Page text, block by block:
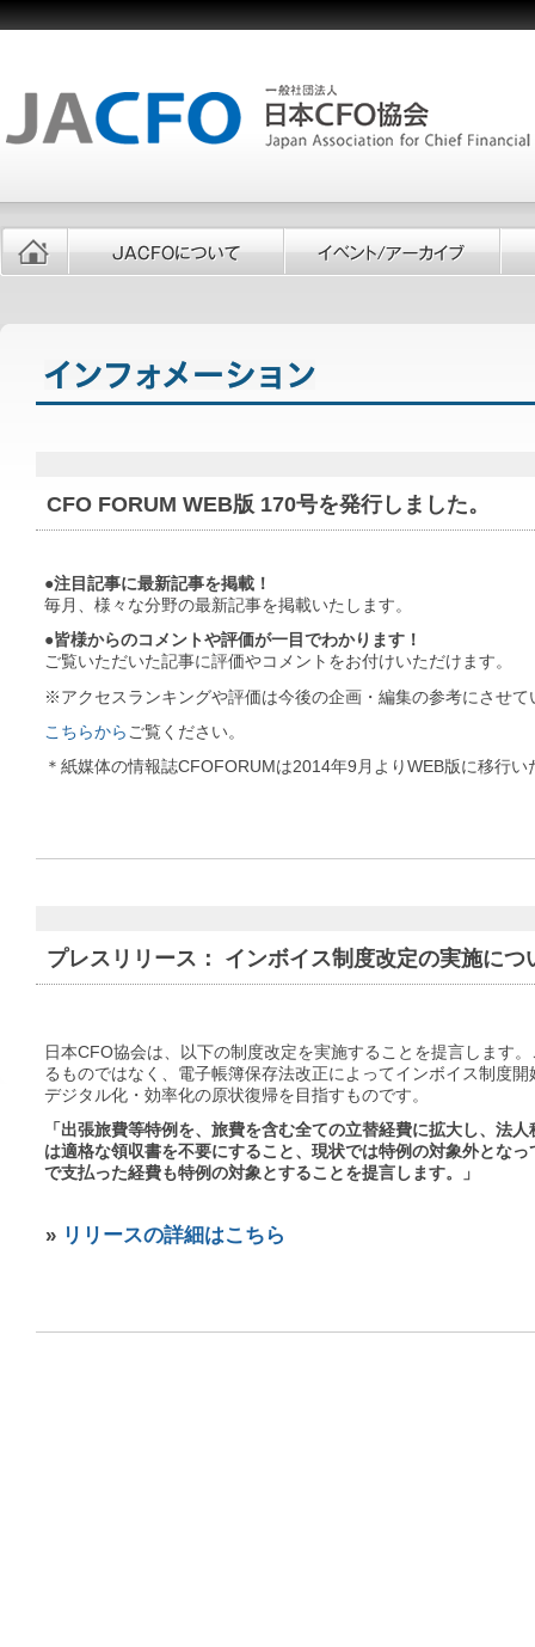
CFO FORUM WEB版 170号を発行しました。
●注目記事に最新記事を掲載！
毎月、様々な分野の最新記事を掲載いたします。
●皆様からのコメントや評価が一目でわかります！
ご覧いただいた記事に評価やコメントをお付けいただけます。
※アクセスランキングや評価は今後の企画・編集の参考にさせて
こちらから ご覧ください。
＊紙媒体の情報誌CFOFORUMは2014年9月よりWEB版に移行い
プレスリリース： インボイス制度改定の実施につ
日本CFO協会は、以下の制度改定を実施することを提言します
るものではなく、電子帳簿保存法改正によってインボイス制度
デジタル化・効率化の原状復帰を目指すものです。
「出張旅費等特例を、旅費を含む全ての立替経費に拡大し、法
は適格な領収書を不要にすること、現状では特例の対象外とな
で支払った経費も特例の対象とすることを提言します。」
» リリースの詳細はこちら